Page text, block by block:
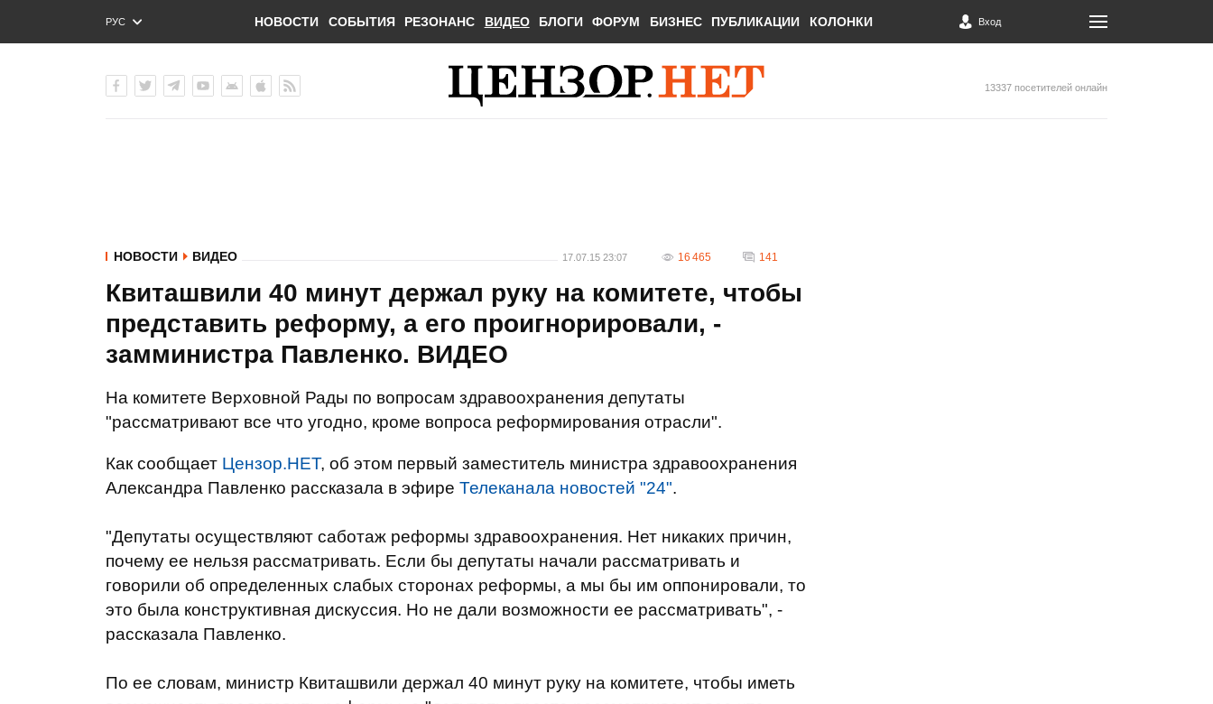
РУС
ENG
НОВОСТИ СОБЫТИЯ РЕЗОНАНС ВИДЕО БЛОГИ ФОРУМ БИЗНЕС ПУБЛИКАЦИИ КОЛОНКИ Вход
13337 посетителей онлайн
НОВОСТИ ВИДЕО 17.07.15 23:07 16 465 141
Квиташвили 40 минут держал руку на комитете, чтобы
представить реформу, а его проигнорировали, -
замминистра Павленко. ВИДЕО
На комитете Верховной Рады по вопросам здравоохранения депутаты
"рассматривают все что угодно, кроме вопроса реформирования отрасли".
Как сообщает Цензор.НЕТ, об этом первый заместитель министра здравоохранения
Александра Павленко рассказала в эфире Телеканала новостей "24".
"Депутаты осуществляют саботаж реформы здравоохранения. Нет никаких причин,
почему ее нельзя рассматривать. Если бы депутаты начали рассматривать и
говорили об определенных слабых сторонах реформы, а мы бы им оппонировали, то
это была конструктивная дискуссия. Но не дали возможности ее рассматривать", -
рассказала Павленко.
По ее словам, министр Квиташвили держал 40 минут руку на комитете, чтобы иметь